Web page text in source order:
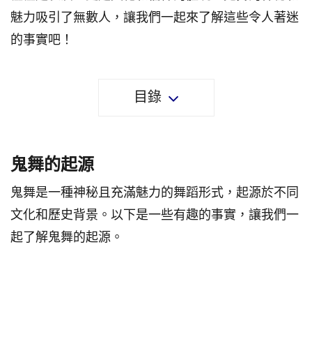
魅力吸引了無數人，讓我們一起來了解這些令人著迷
的事實吧！
目錄
鬼舞的起源
鬼舞是一種神秘且充滿魅力的舞蹈形式，起源於不同
文化和歷史背景。以下是一些有趣的事實，讓我們一
起了解鬼舞的起源。